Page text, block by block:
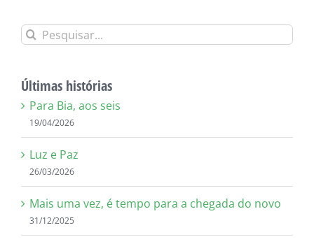
Buscar
Últimas histórias
Para Bia, aos seis
19/04/2026
Luz e Paz
26/03/2026
Mais uma vez, é tempo para a chegada do novo
31/12/2025